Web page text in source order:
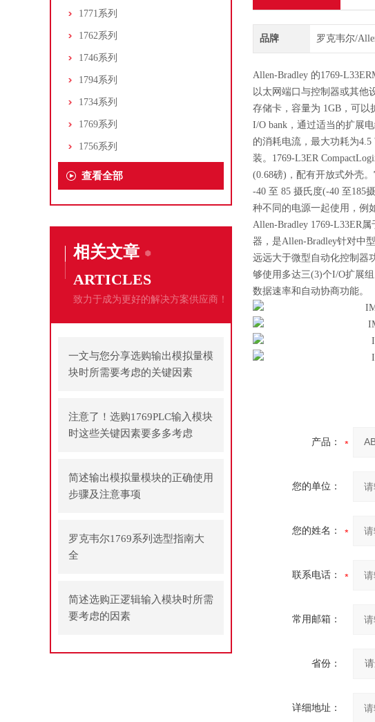
1771系列
1762系列
1746系列
1794系列
1734系列
1769系列
1756系列
查看全部
相关文章
ARTICLES
致力于成为更好的解决方案供应商！
一文与您分享选购输出模拟量模
块时所需要考虑的关键因素
注意了！选购1769PLC输入模块
时这些关键因素要多多考虑
简述输出模拟量模块的正确使用
步骤及注意事项
罗克韦尔1769系列选型指南大
全
简述选购正逻辑输入模块时所需
要考虑的因素
品牌 罗克韦尔/
Allen-Bradley 的1769-
以太网端口与控制器或其他
存储卡，容量为 1GB，可以
I/O bank，通过适当的扩展
的消耗电流，最大功耗为
装。1769-L3ER
(0.68磅)，配有开放式外壳
-40 至 85 摄氏度(-40 至185
种不同的电源一起使用，例
Allen-Bradley 1769-L33ER
器，是Allen-Bradley针对中
远远大于微型自动化控制器
够使用多达三(3)个I/O扩展
数据速率和自动协商功能。
产品：
您的单位：
您的姓名：
联系电话：
常用邮箱：
省份：
详细地址：